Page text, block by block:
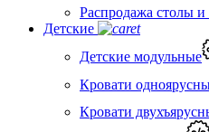
Распродажа столы и
Детские
Детские модульные
Кровати
Кровати